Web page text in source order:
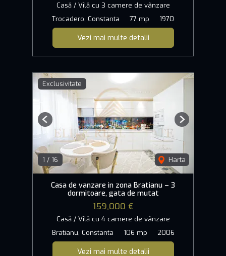
Casă / Vilă cu 3 camere de vânzare
Trocadero, Constanta
77 mp 1970
Vezi mai multe detalii
Exclusivitate
1 / 16 Harta
Previous Next
Casa de vanzare in zona Bratianu – 3
dormitoare, gata de mutat
159,000 €
Casă / Vilă cu 4 camere de vânzare
Bratianu, Constanta
106 mp 2006
Vezi mai multe detalii